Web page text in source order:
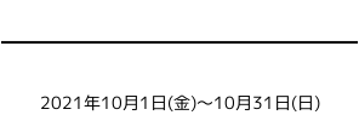
━━━━━━━━━━━━━━━━━━━━━
2021年10月1日(金)～10月31日(日)